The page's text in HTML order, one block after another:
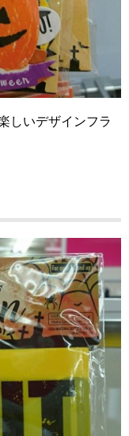
しいデザインフラ